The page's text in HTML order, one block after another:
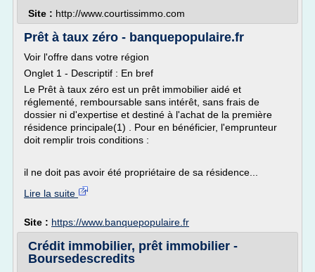
Site : http://www.courtissimmo.com
Prêt à taux zéro - banquepopulaire.fr
Voir l'offre dans votre région
Onglet 1 - Descriptif : En bref
Le Prêt à taux zéro est un prêt immobilier aidé et
réglementé, remboursable sans intérêt, sans frais de
dossier ni d'expertise et destiné à l'achat de la première
résidence principale(1) . Pour en bénéficier, l'emprunteur
doit remplir trois conditions :
il ne doit pas avoir été propriétaire de sa résidence...
Lire la suite
Site : https://www.banquepopulaire.fr
Crédit immobilier, prêt immobilier -
Boursedescredits